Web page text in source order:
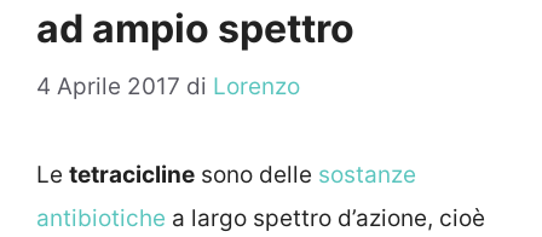
ad ampio spettro
4 Aprile 2017 di Lorenzo
Le tetracicline sono delle sostanze
antibiotiche a largo spettro d’azione, cioè